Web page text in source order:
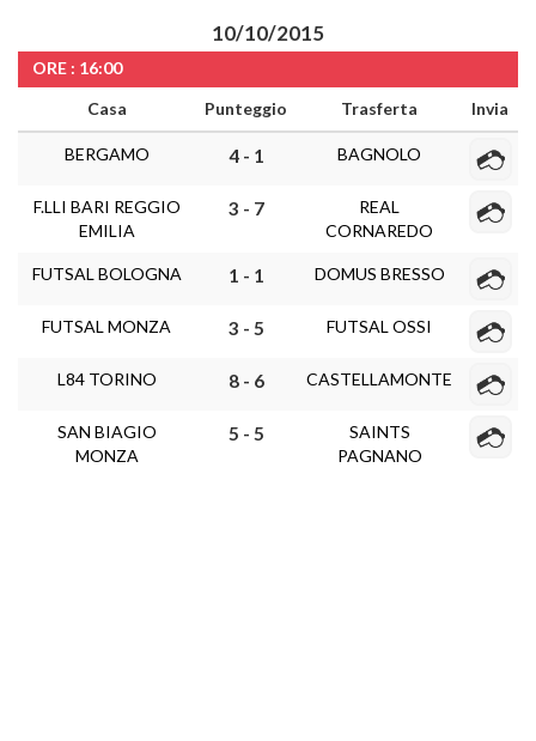
10/10/2015
ORE : 16:00
Casa
Punteggio Trasferta Invia
BERGAMO 4 - 1 BAGNOLO
F.LLI BARI REGGIO
EMILIA
3 - 7
REAL
CORNAREDO
FUTSAL BOLOGNA 1 - 1 DOMUS BRESSO
FUTSAL MONZA 3 - 5 FUTSAL OSSI
L84 TORINO 8 - 6 CASTELLAMONTE
SAN BIAGIO
MONZA
5 - 5
SAINTS
PAGNANO